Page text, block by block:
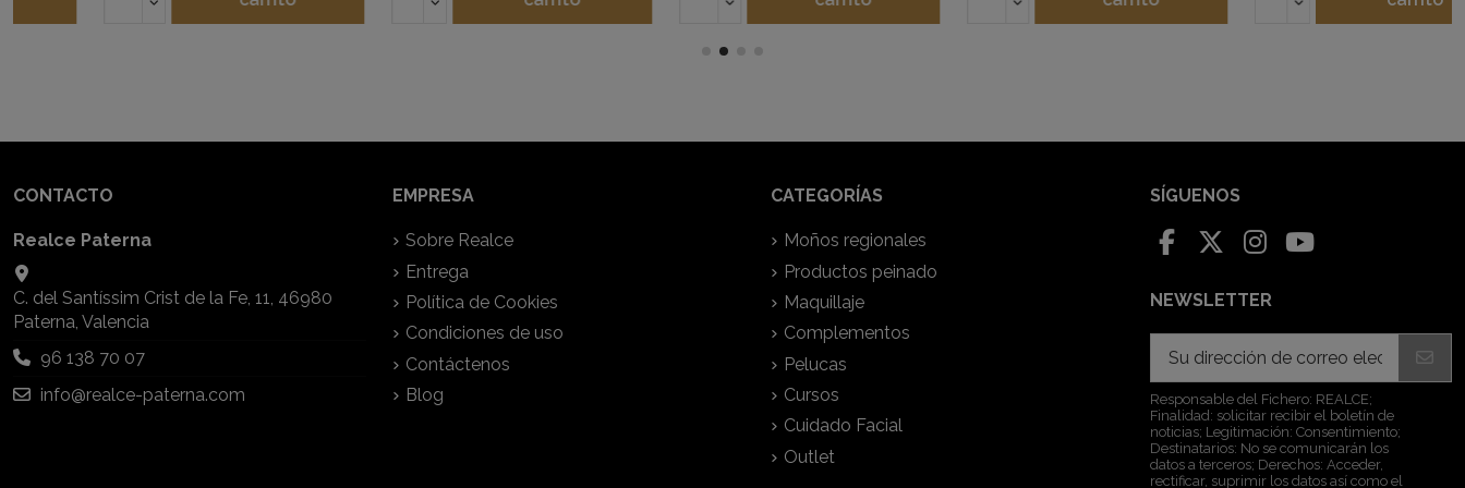
CONTACTO
Realce Paterna
C. del Santíssim Crist de la Fe, 11, 46980
Paterna, Valencia
96 138 70 07
info@realce-paterna.com
EMPRESA
Sobre Realce
Entrega
Política de Cookies
Condiciones de uso
Contáctenos
Blog
CATEGORÍAS
Moños regionales
Productos peinado
Maquillaje
Complementos
Pelucas
Cursos
Cuidado Facial
Outlet
SÍGUENOS
NEWSLETTER
Responsable del Fichero: REALCE;
Finalidad: solicitar recibir el boletín de
noticias; Legitimación: Consentimiento;
Destinatarios: No se comunicarán los
datos a terceros; Derechos: Acceder,
rectificar, suprimir los datos así como el